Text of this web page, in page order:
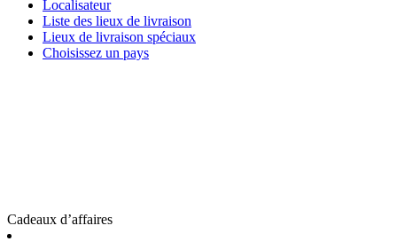
Localisateur
Liste des lieux de livraison
Lieux de livraison spéciaux
Choisissez un pays
Cadeaux d’affaires